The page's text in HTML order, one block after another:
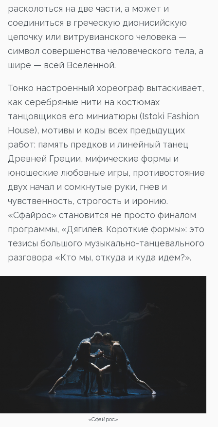
расколоться на две части, а может и
соединиться в греческую дионисийскую
цепочку или витрувианского человека —
символ совершенства человеческого тела, а
шире — всей Вселенной.
Тонко настроенный хореограф вытаскивает,
как серебряные нити на костюмах
танцовщиков его миниатюры (Istoki Fashion
House), мотивы и коды всех предыдущих
работ: память предков и линейный танец
Древней Греции, мифические формы и
юношеские любовные игры, противостояние
двух начал и сомкнутые руки, гнев и
чувственность, строгость и иронию.
«Сфайрос» становится не просто финалом
программы, «Дягилев. Короткие формы»: это
тезисы большого музыкально-танцевального
разговора «Кто мы, откуда и куда идем?».
«Сфайрос»